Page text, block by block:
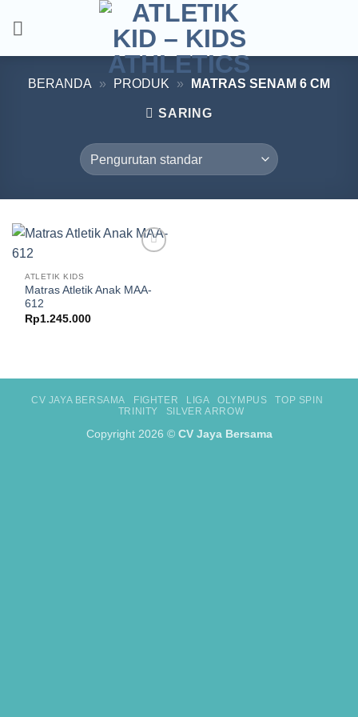
BERANDA » PRODUK » MATRAS SENAM 6 CM
SARING
ATLETIK KIDS
Matras Atletik Anak MAA-
612
Rp1.245.000
CV JAYA BERSAMA FIGHTER LIGA OLYMPUS
TOP SPIN
TRINITY
SILVER ARROW
Copyright 2026 © CV Jaya Bersama